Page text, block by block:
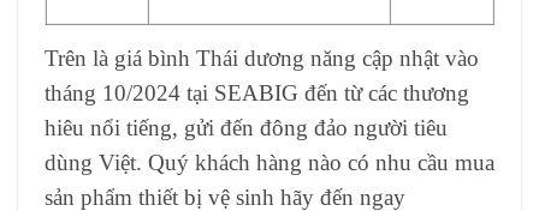
Trên là giá bình Thái dương năng cập nhật vào
tháng 10/2024 tại SEABIG đến từ các thương
hiêu nổi tiếng, gửi đến đông đảo người tiêu
dùng Việt. Quý khách hàng nào có nhu cầu mua
sản phẩm thiết bị vệ sinh hãy đến ngay